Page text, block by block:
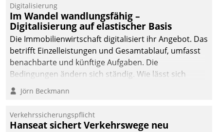
Digitalisierung
Im Wandel wandlungsfähig –
Digitalisierung auf elastischer Basis
Die Immobilienwirtschaft digitalisiert ihr Angebot. Das
betrifft Einzelleistungen und Gesamtablauf, umfasst
benachbarte und künftige Aufgaben. Die
Bedingungen ändern sich ständig. Wie lässt sich
technisch die Kontrolle wahren und zugleich Freiraum
fürs Wachsen öffnen?
Jörn Beckmann
Verkehrssicherungspflicht
Hanseat sichert Verkehrswege neu